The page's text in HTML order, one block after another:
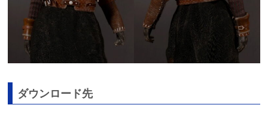
ダウンロード先